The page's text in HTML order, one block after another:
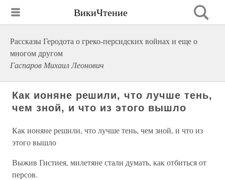
ВикиЧтение
Рассказы Геродота о греко-персидских войнах и еще о
многом другом
Гаспаров Михаил Леонович
Как ионяне решили, что лучше тень,
чем зной, и что из этого вышло
Как ионяне решили, что лучше тень, чем зной, и что из
этого вышло
Выжив Гистиея, милетяне стали думать, как отбиться от
персов.